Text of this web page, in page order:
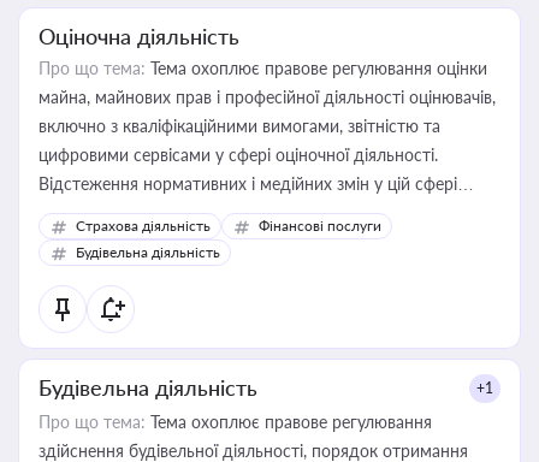
Оціночна діяльність
Про що тема: Тема охоплює правове регулювання оцінки
майна, майнових прав і професійної діяльності оцінювачів,
включно з кваліфікаційними вимогами, звітністю та
цифровими сервісами у сфері оціночної діяльності.
Відстеження нормативних і медійних змін у цій сфері
корисне для власника бізнесу, керівника, юриста або
бухгалтера під час оподаткування, приватизації, оренди
державного майна, корпоративних угод і перевірки
статусу суб'єктів оціночної діяльності
Страхова діяльність
Фінансові послуги
Будівельна діяльність
Будівельна діяльність +1
Про що тема: Тема охоплює правове регулювання
здійснення будівельної діяльності, порядок отримання